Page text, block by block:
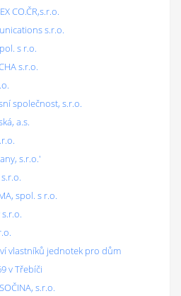
CO.ČR,s.r.o.
s.r.o.
s r.o.
s.r.o.
společnost, s.r.o.
a.s.
s.r.o.'
spol. s r.o.
vlastníků jednotek pro dům
v Třebíči
s.r.o.